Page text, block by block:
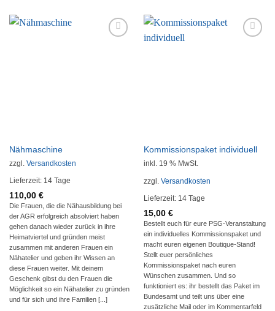
Nähmaschine
zzgl. Versandkosten
Lieferzeit: 14 Tage
110,00 €
Die Frauen, die die Nähausbildung bei
der AGR erfolgreich absolviert haben
gehen danach wieder zurück in ihre
Heimatviertel und gründen meist
zusammen mit anderen Frauen ein
Nähatelier und geben ihr Wissen an
diese Frauen weiter. Mit deinem
Geschenk gibst du den Frauen die
Möglichkeit so ein Nähatelier zu gründen
und für sich und ihre Familien [...]
Kommissionspaket individuell
inkl. 19 % MwSt.
zzgl. Versandkosten
Lieferzeit: 14 Tage
15,00 €
Bestellt euch für eure PSG-Veranstaltung
ein individuelles Kommissionspaket und
macht euren eigenen Boutique-Stand!
Stellt euer persönliches
Kommissionspaket nach euren
Wünschen zusammen. Und so
funktioniert es: ihr bestellt das Paket im
Bundesamt und teilt uns über eine
zusätzliche Mail oder im Kommentarfeld